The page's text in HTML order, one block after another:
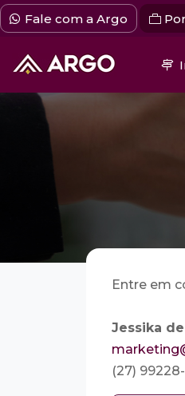
Fale com a Argo
Entre em
Jessika
(27)